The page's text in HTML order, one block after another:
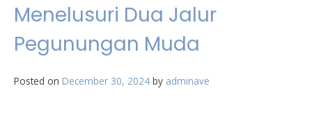
Menelusuri Dua Jalur
Pegunungan Muda
Posted on December 30, 2024 by adminave